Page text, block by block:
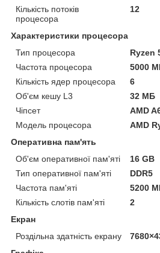
Кількість потоків
процесора
12
Характеристики процесора
Тип процесора
Ryzen
Частота процесора
5000
Кількість ядер процесора
6
Об'єм кешу L3
32 МБ
Чіпсет
AMD
Модель процесора
AMD
Оперативна пам'ять
Об'єм оперативної пам'яті
16 GB
Тип оперативної пам'яті
DDR5
Частота пам'яті
5200
Кількість слотів пам'яті
2
Екран
Роздільна здатність екрану